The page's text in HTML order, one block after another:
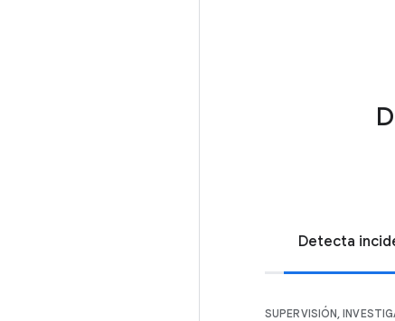
Detecta
SUPERVISIÓN,